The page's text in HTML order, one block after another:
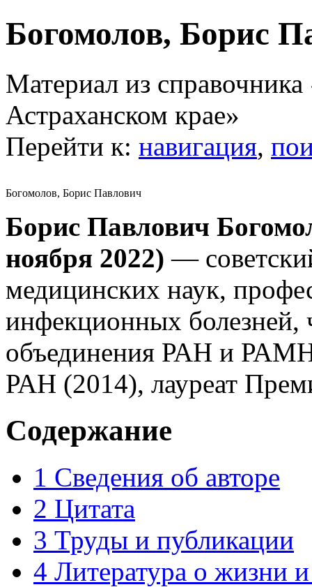
Богомолов, Борис
Материал из
Астраханском крае»
Перейти к: навигация,
Богомолов, Борис Павлович
Борис Павлович
ноября 2022) —
медицинских наук,
инфекционных
объединения РАН и
РАН (2014), лауреат
Содержание
1 Сведения об авторе
2 Цитата
3 Труды и публикации
4 Литература о жизни